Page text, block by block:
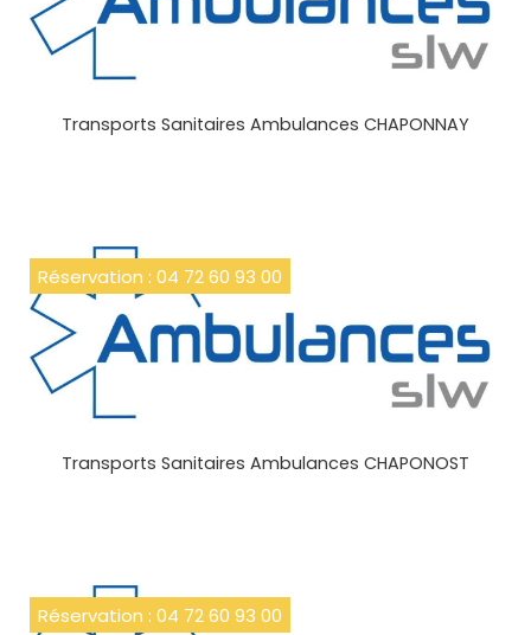
Transports Sanitaires Ambulances CHAPONNAY
Réservation : 04 72 60 93 00
Transports Sanitaires Ambulances CHAPONOST
Réservation : 04 72 60 93 00